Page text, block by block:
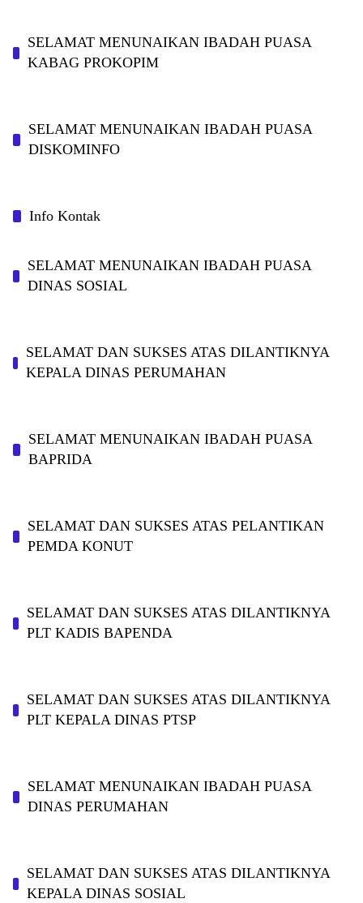
SELAMAT MENUNAIKAN IBADAH PUASA
KABAG PROKOPIM
SELAMAT MENUNAIKAN IBADAH PUASA
DISKOMINFO
Info Kontak
SELAMAT MENUNAIKAN IBADAH PUASA
DINAS SOSIAL
SELAMAT DAN SUKSES ATAS DILANTIKNYA
KEPALA DINAS PERUMAHAN
SELAMAT MENUNAIKAN IBADAH PUASA
BAPRIDA
SELAMAT DAN SUKSES ATAS PELANTIKAN
PEMDA KONUT
SELAMAT DAN SUKSES ATAS DILANTIKNYA
PLT KADIS BAPENDA
SELAMAT DAN SUKSES ATAS DILANTIKNYA
PLT KEPALA DINAS PTSP
SELAMAT MENUNAIKAN IBADAH PUASA
DINAS PERUMAHAN
SELAMAT DAN SUKSES ATAS DILANTIKNYA
KEPALA DINAS SOSIAL